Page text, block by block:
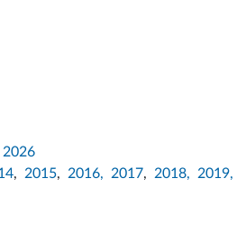
2026
, 2015, 2016, 2017, 2018, 2019,